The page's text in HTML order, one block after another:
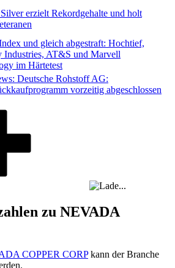
erzielt Rekordgehalte und holt
und gleich abgestraft: Hochtief,
Industries, AT&S und Marvell
im Härtetest
Deutsche Rohstoff AG:
vorzeitig abgeschlossen
zu NEVADA
COPPER CORPkann der Branche